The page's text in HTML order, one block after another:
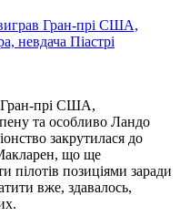
Гран-прі США,
невдача Піастрі
Гран-прі США,
та особливо Ландо
закрутилася до
що ще
пілотів позиціями заради
вже, здавалось,